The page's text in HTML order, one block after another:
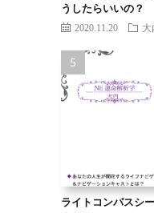
うしたらいいの？
2020.11.20 大
ライトコンパス